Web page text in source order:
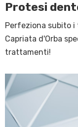
Protesi
Perfeziona subito
Capriata d'Orba
trattamenti!